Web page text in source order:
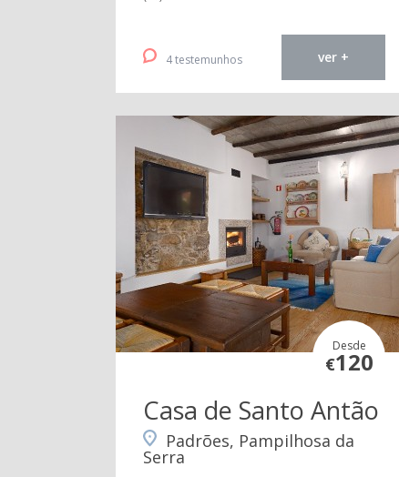
4 testemunhos ver +
Desde
€120
Casa de Santo Antão
Padrões, Pampilhosa da
Serra